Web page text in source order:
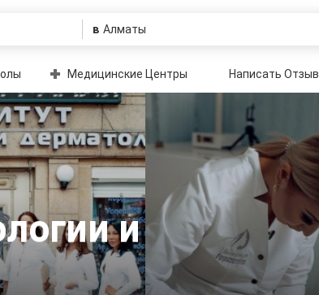
в
Медицинские Центры Написать Отзыв
и